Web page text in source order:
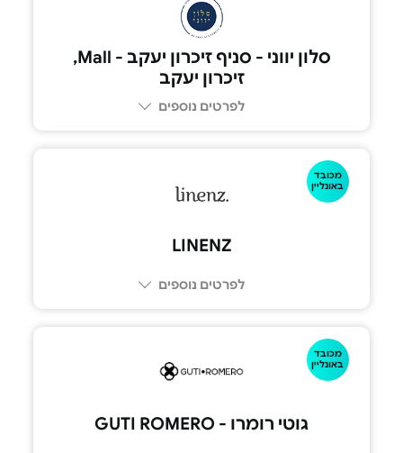
סלון יווני - סניף זיכרון יעקב - Mall,
זיכרון יעקב
לפרטים נוספים
מכובד
באונליין
LINENZ
לפרטים נוספים
052-892492מכובד
באונליין
גוטי רומרו - GUTI ROMERO